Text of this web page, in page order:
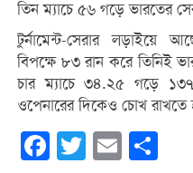
তিন ম্যাচে ৫৬ গড়ে ভারতের
টুর্নামেন্ট-সেরার লড়াইয়ে
বিপক্ষে ৮৩ রান করে তিনিই
চার ম্যাচে ৩৪.২৫ গড়ে
ওপেনারের দিকেও চোখ রাখতে
Facebook
Twitter Email